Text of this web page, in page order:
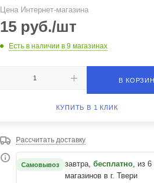
Цена Интернет-магазина
15 руб./шт
Есть в наличиив 9 магазинах
В
КУПИТЬ В 1 КЛИК
Рассчитать доставку
Самовывоз завтра,бесплатно, из 6
магазинов в г. Твери